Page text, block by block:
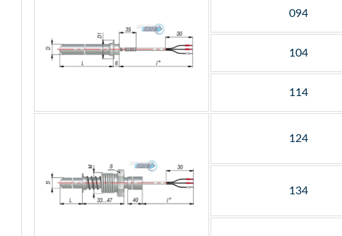
094
104
114
124
134